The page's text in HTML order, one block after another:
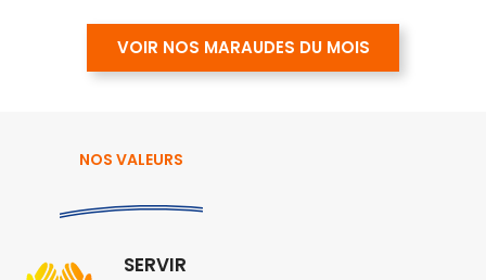
VOIR NOS MARAUDES DU MOIS
NOS VALEURS
SERVIR